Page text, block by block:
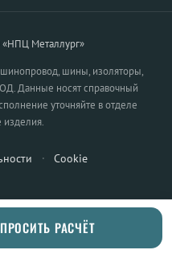
«НПЦ Металлург»
шины, изоляторы,
Данные носят справочный
уточняйте в отделе
изделия.
· Cookie
РАСЧЁТ